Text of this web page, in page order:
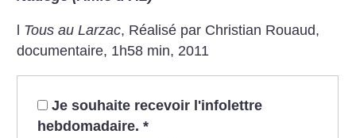
Tous au Larzac, Réalisé par Christian Rouaud,
documentaire, 1h58 min, 2011
Je souhaite recevoir l'infolettre
hebdomadaire. *